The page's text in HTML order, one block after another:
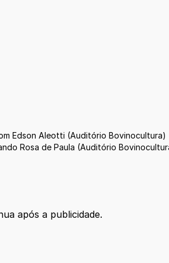
Edson Aleotti (Auditório Bovinocultura)
Rosa de Paula (Auditório
após a publicidade.